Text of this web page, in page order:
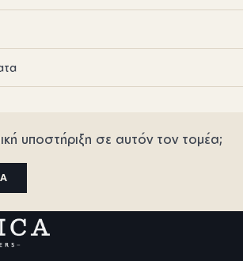
υποστήριξη σε αυτόν τον τομέα;